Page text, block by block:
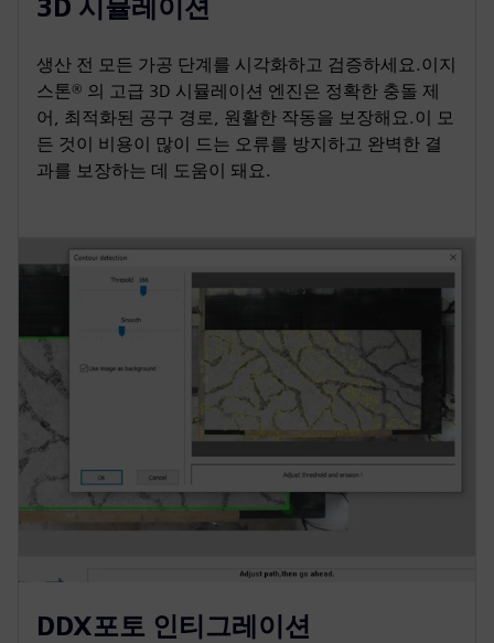
3D 시뮬레이션
생산 전 모든 가공 단계를 시각화하고 검증하세요.이지
스톤® 의 고급 3D 시뮬레이션 엔진은 정확한 충돌 제
어, 최적화된 공구 경로, 원활한 작동을 보장해요.이 모
든 것이 비용이 많이 드는 오류를 방지하고 완벽한 결
과를 보장하는 데 도움이 돼요.
DDX포토 인티그레이션